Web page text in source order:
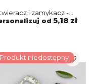
i zamykacz -
Motyw 3od 5,18 zł
Produkt niedostępny